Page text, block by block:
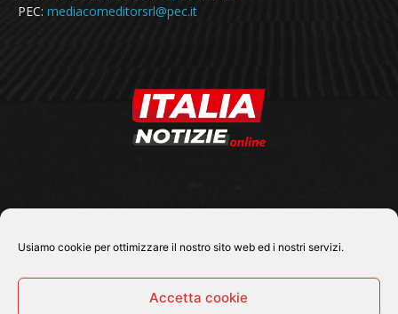
Usiamo cookie per ottimizzare il nostro sito web ed i nostri servizi.
Accetta cookie
PEC: mediacomeditorsrl@pec.it